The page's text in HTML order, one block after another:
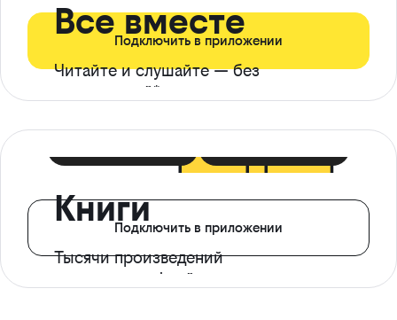
Все вместе
Читайте и слушайте — без
ограничений*
Подключить в приложении
Книги
Тысячи произведений
с доступом офлайн
Подключить в приложении